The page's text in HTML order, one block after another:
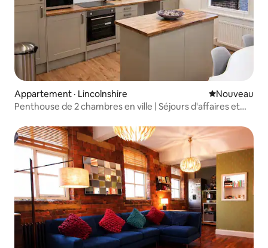
Appartement · Lincolnshire Nouvel
Nouveau
Penthouse de 2 chambres en ville | Séjours d'affaires et